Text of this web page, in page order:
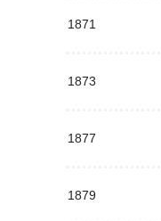
1871
1873
1877
1879